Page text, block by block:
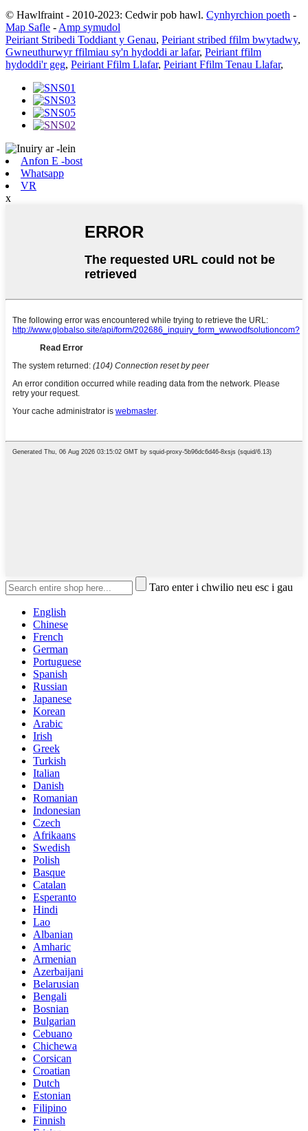
© Hawlfraint - 2010-2023: Cedwir pob hawl. Cynhyrchion poeth -
Map Safle - Amp symudol
Peiriant Stribedi Toddiant y Genau, Peiriant stribed ffilm bwytadwy,
Gwneuthurwyr ffilmiau sy'n hydoddi ar lafar, Peiriant ffilm
hydoddi'r geg, Peiriant Ffilm Llafar, Peiriant Ffilm Tenau Llafar,
Anfon E -bost
Whatsapp
VR
x
Taro enter i chwilio neu esc i gau
English
Chinese
French
German
Portuguese
Spanish
Russian
Japanese
Korean
Arabic
Irish
Greek
Turkish
Italian
Danish
Romanian
Indonesian
Czech
Afrikaans
Swedish
Polish
Basque
Catalan
Esperanto
Hindi
Lao
Albanian
Amharic
Armenian
Azerbaijani
Belarusian
Bengali
Bosnian
Bulgarian
Cebuano
Chichewa
Corsican
Croatian
Dutch
Estonian
Filipino
Finnish